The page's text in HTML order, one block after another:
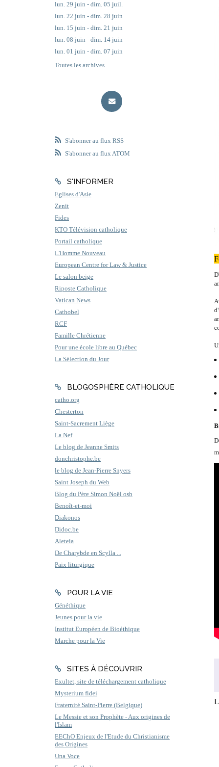
lun. 29 juin - dim. 05 juil.
lun. 22 juin - dim. 28 juin
lun. 15 juin - dim. 21 juin
lun. 08 juin - dim. 14 juin
lun. 01 juin - dim. 07 juin
Toutes les archives
S'abonner au flux RSS
S'abonner au flux ATOM
S'INFORMER
Eglises d'Asie
Zenit
Fides
KTO Télévision catholique
Portail catholique
L'Homme Nouveau
European Centre for Law & Justice
Le salon beige
Riposte Catholique
Vatican News
Cathobel
RCF
Famille Chrétienne
Pour une école libre au Québec
La Sélection du Jour
BLOGOSPHÈRE CATHOLIQUE
catho.org
Chesterton
Saint-Sacrement Liège
La Nef
Le blog de Jeanne Smits
donchristophe.be
le blog de Jean-Pierre Snyers
Saint Joseph du Web
Blog du Père Simon Noël osb
Benoît-et-moi
Diakonos
Didoc.be
Aleteia
De Charybde en Scylla ...
Paix liturgique
POUR LA VIE
Généthique
Jeunes pour la vie
Institut Européen de Bioéthique
Marche pour la Vie
SITES À DÉCOUVRIR
Exultet, site de téléchargement catholique
Mysterium fidei
Fraternité Saint-Pierre (Belgique)
Le Messie et son Prophète - Aux origines de
l'Islam
EEChO Enjeux de l'Etude du Christianisme
des Origines
Una Voce